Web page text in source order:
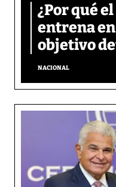
¿Por qué
entrena en
objetivo
NACIONAL